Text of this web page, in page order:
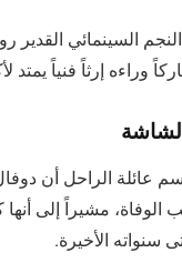
السينمائي القدير
عائلة الراحل أن
مشيراً إلى أنها
سنواته الأخيرة.